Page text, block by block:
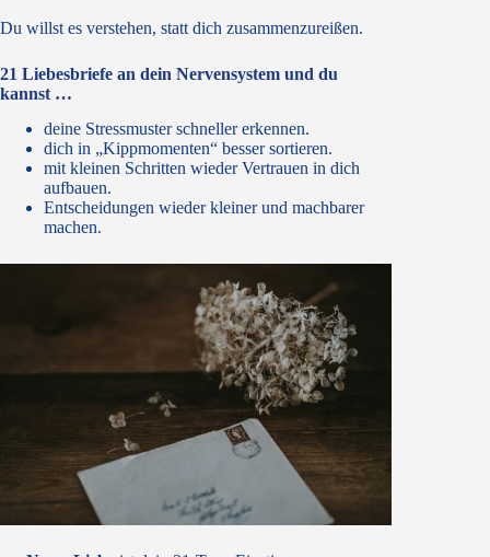
Du willst es verstehen, statt dich zusammenzureißen.
21 Liebesbriefe an dein Nervensystem und du
kannst …
deine Stressmuster schneller erkennen.
dich in „Kippmomenten“ besser sortieren.
mit kleinen Schritten wieder Vertrauen in dich
aufbauen.
Entscheidungen wieder kleiner und machbarer
machen.